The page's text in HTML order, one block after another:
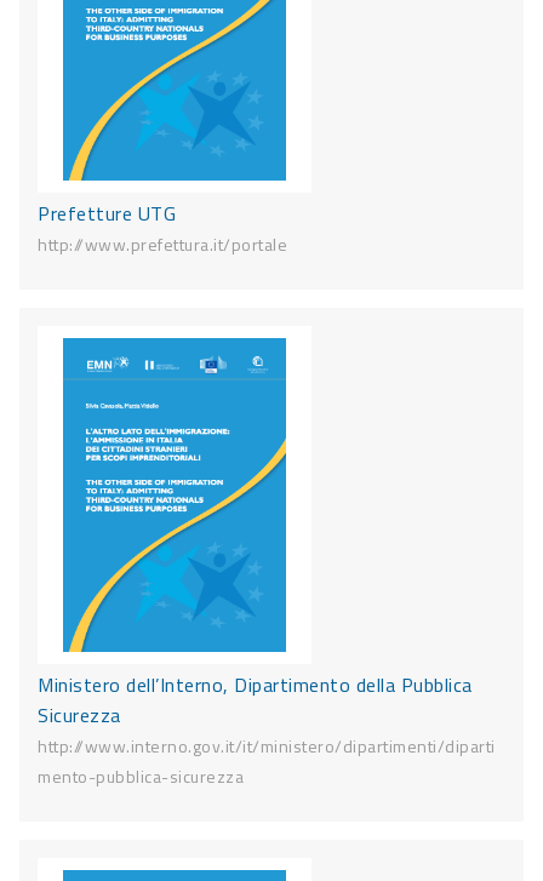
Prefetture UTG
http://www.prefettura.it/portale
Ministero dell’Interno, Dipartimento della Pubblica
Sicurezza
http://www.interno.gov.it/it/ministero/dipartimenti/diparti
mento-pubblica-sicurezza